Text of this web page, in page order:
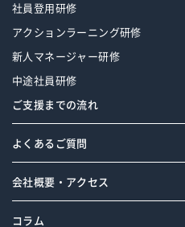
社員登用研修
アクションラーニング研修
新人マネージャー研修
中途社員研修
ご支援までの流れ
よくあるご質問
会社概要・アクセス
コラム